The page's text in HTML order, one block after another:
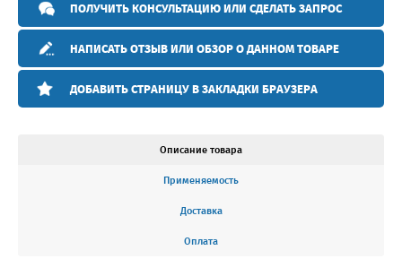
ПОЛУЧИТЬ КОНСУЛЬТАЦИЮ ИЛИ СДЕЛАТЬ ЗАПРОС
НАПИСАТЬ ОТЗЫВ ИЛИ ОБЗОР О ДАННОМ ТОВАРЕ
ДОБАВИТЬ СТРАНИЦУ В ЗАКЛАДКИ БРАУЗЕРА
Описание товара
Применяемость
Доставка
Оплата